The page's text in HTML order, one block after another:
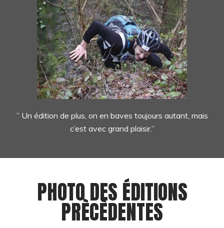
” Un édition de plus, on en baves toujours autant, mais
c’est avec grand plaisir.”
PHOTO DES ÉDITIONS
PRÈCÈDENTES